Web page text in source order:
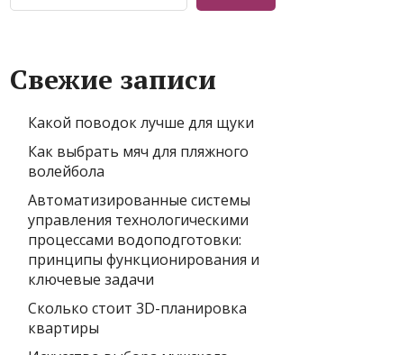
Свежие записи
Какой поводок лучше для щуки
Как выбрать мяч для пляжного
волейбола
Автоматизированные системы
управления технологическими
процессами водоподготовки:
принципы функционирования и
ключевые задачи
Сколько стоит 3D-планировка
квартиры